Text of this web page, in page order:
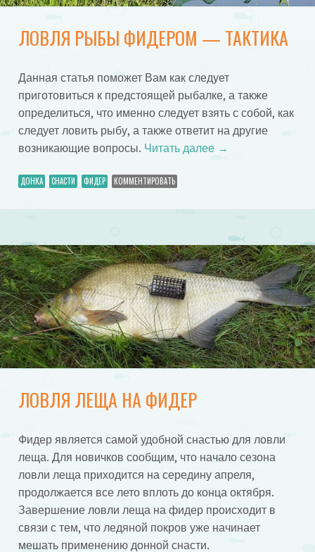
ЛОВЛЯ РЫБЫ ФИДЕРОМ — ТАКТИКА
Данная статья поможет Вам как следует
приготовиться к предстоящей рыбалке, а также
определиться, что именно следует взять с собой, как
следует ловить рыбу, а также ответит на другие
возникающие вопросы. Читать далее →
ДОНКА СНАСТИ ФИДЕР КОММЕНТИРОВАТЬ
ЛОВЛЯ ЛЕЩА НА ФИДЕР
Фидер является самой удобной снастью для ловли
леща. Для новичков сообщим, что начало сезона
ловли леща приходится на середину апреля,
продолжается все лето вплоть до конца октября.
Завершение ловли леща на фидер происходит в
связи с тем, что ледяной покров уже начинает
мешать применению донной снасти.